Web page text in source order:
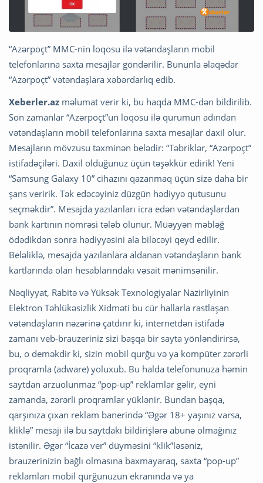
“Azərpoçt” MMC-nin loqosu ilə vətəndaşların mobil
telefonlarına saxta mesajlar göndərilir. Bununla əlaqədar
“Azərpoçt” vətəndaşlara xəbərdarlıq edib.
Xeberler.az məlumat verir ki, bu haqda MMC-dən bildirilib.
Son zamanlar “Azərpoçt”un loqosu ilə qurumun adından
vətəndaşların mobil telefonlarına saxta mesajlar daxil olur.
Mesajların mövzusu təxminən belədir: “Təbriklər, “Azərpoçt”
istifadəçiləri. Daxil olduğunuz üçün təşəkkür edirik! Yeni
“Samsung Galaxy 10” cihazını qazanmaq üçün sizə daha bir
şans veririk. Tək edəcəyiniz düzgün hədiyyə qutusunu
seçməkdir”. Mesajda yazılanları icra edən vətəndaşlardan
bank kartının nömrəsi tələb olunur. Müəyyən məbləğ
ödədikdən sonra hədiyyəsini ala biləcəyi qeyd edilir.
Beləliklə, mesajda yazılanlara aldanan vətəndaşların bank
kartlarında olan hesablarındakı vəsait mənimsənilir.
Nəqliyyat, Rabitə və Yüksək Texnologiyalar Nazirliyinin
Elektron Təhlükəsizlik Xidməti bu cür hallarla rastlaşan
vətəndaşların nəzərinə çatdırır ki, internetdən istifadə
zamanı veb-brauzeriniz sizi başqa bir sayta yönləndirirsə,
bu, o deməkdir ki, sizin mobil qurğu və ya kompüter zərərli
proqramla (adware) yoluxub. Bu halda telefonunuza həmin
saytdan arzuolunmaz “pop-up” reklamlar gəlir, eyni
zamanda, zərərli proqramlar yüklənir. Bundan başqa,
qarşınıza çıxan reklam banerində “Əgər 18+ yaşınız varsa,
kliklə” mesajı ilə bu saytdakı bildirişlərə abunə olmağınız
istənilir. Əgər “İcazə ver” düyməsini “klik”ləsəniz,
brauzerinizin bağlı olmasına baxmayaraq, saxta “pop-up”
reklamları mobil qurğunuzun ekranında və ya